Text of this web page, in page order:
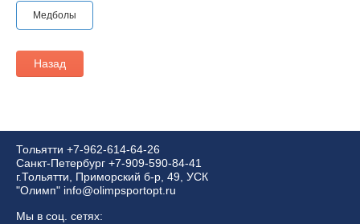
Медболы
Назад
Тольятти +7-962-614-64-26
Санкт-Петербург +7-909-590-84-41
г.Тольятти, Приморский б-р, 49, УСК
"Олимп" info@olimpsportopt.ru
Мы в соц. сетях: